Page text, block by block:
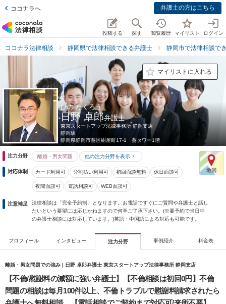
ココナラへ 弁護士の方はこちら
投稿する 探す 閲覧履歴 マイリスト ログイン
ココナラ法律相談 静岡県で法律相談できる弁護士 静岡市で法律相談で
マイリストに入れる
ひの たくろう
日野 卓郎弁護士
東京スタートアップ法律事務所 静岡支店
静岡駅
静岡県静岡市葵区紺屋町17-1 葵タワー1階
注力分野 離婚・男女問題 他の注力分野を表示
対応体制 カード利用可 分割払い利用可 初回面談無料 休日面談可
夜間面談可 電話相談可 WEB面談可
注意補足
法律相談は「完全予約制」となります。お電話ですぐにご質問や弁護士と話し
たいという要望には応じかねますので何卒ご了承下さい。(※要予約で当日中
の弁護士相談には対応しています。)英語・中国語による対応も可能です。
プロフィール インタビュー 注力分野 事例紹介 料金表
離婚・男女問題での強み | 日野 卓郎弁護士 東京スタートアップ法律事務所 静岡支店
【不倫/慰謝料の減額に強い弁護士】【不倫相談は初回0円】不倫
問題の相談は毎月100件以上、不倫トラブルで慰謝料請求されたら